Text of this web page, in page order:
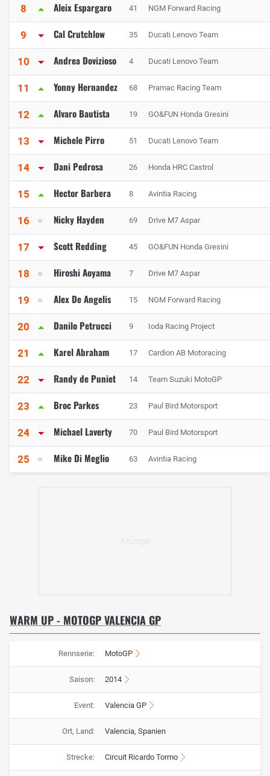
8 Aleix Espargaro 41 NGM Forward Racing
9 Cal Crutchlow 35 Ducati Lenovo Team
10 Andrea Dovizioso 4 Ducati Lenovo Team
11 Yonny Hernandez 68 Pramac Racing Team
12 Alvaro Bautista 19 GO&FUN Honda Gresini
13 Michele Pirro 51 Ducati Lenovo Team
14 Dani Pedrosa 26 Honda HRC Castrol
15 Hector Barbera 8 Avintia Racing
16 Nicky Hayden 69 Drive M7 Aspar
17 Scott Redding 45 GO&FUN Honda Gresini
18 Hiroshi Aoyama 7 Drive M7 Aspar
19 Alex De Angelis 15 NGM Forward Racing
20 Danilo Petrucci 9 Ioda Racing Project
21 Karel Abraham 17 Cardion AB Motoracing
22 Randy de Puniet 14 Team Suzuki MotoGP
23 Broc Parkes 23 Paul Bird Motorsport
24 Michael Laverty 70 Paul Bird Motorsport
25 Mike Di Meglio 63 Avintia Racing
WARM UP - MOTOGP VALENCIA GP
Rennserie: MotoGP
Saison: 2014
Event: Valencia GP
Ort, Land: Valencia, Spanien
Strecke: Circuit Ricardo Tormo